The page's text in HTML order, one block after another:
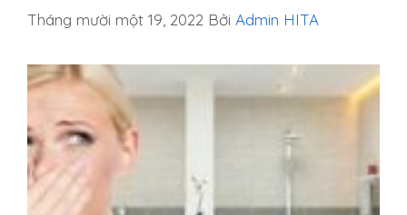
Tháng mười một 19, 2022 Bởi Admin HITA